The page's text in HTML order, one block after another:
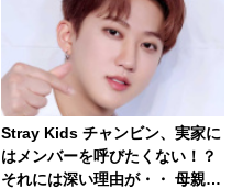
Stray Kids チャンビン、実家に
はメンバーを呼びたくない！？
それには深い理由が・・ 母親思